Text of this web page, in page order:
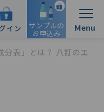
イン サンプルの
お申込み
分表」とは？ 八訂のエ